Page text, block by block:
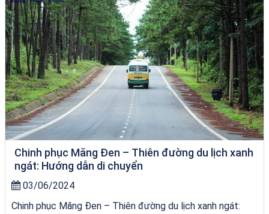
Chinh phục Măng Đen – Thiên đường du lịch xanh
ngát: Hướng dẫn di chuyển
03/06/2024
Chinh phục Măng Đen – Thiên đường du lịch xanh ngát: